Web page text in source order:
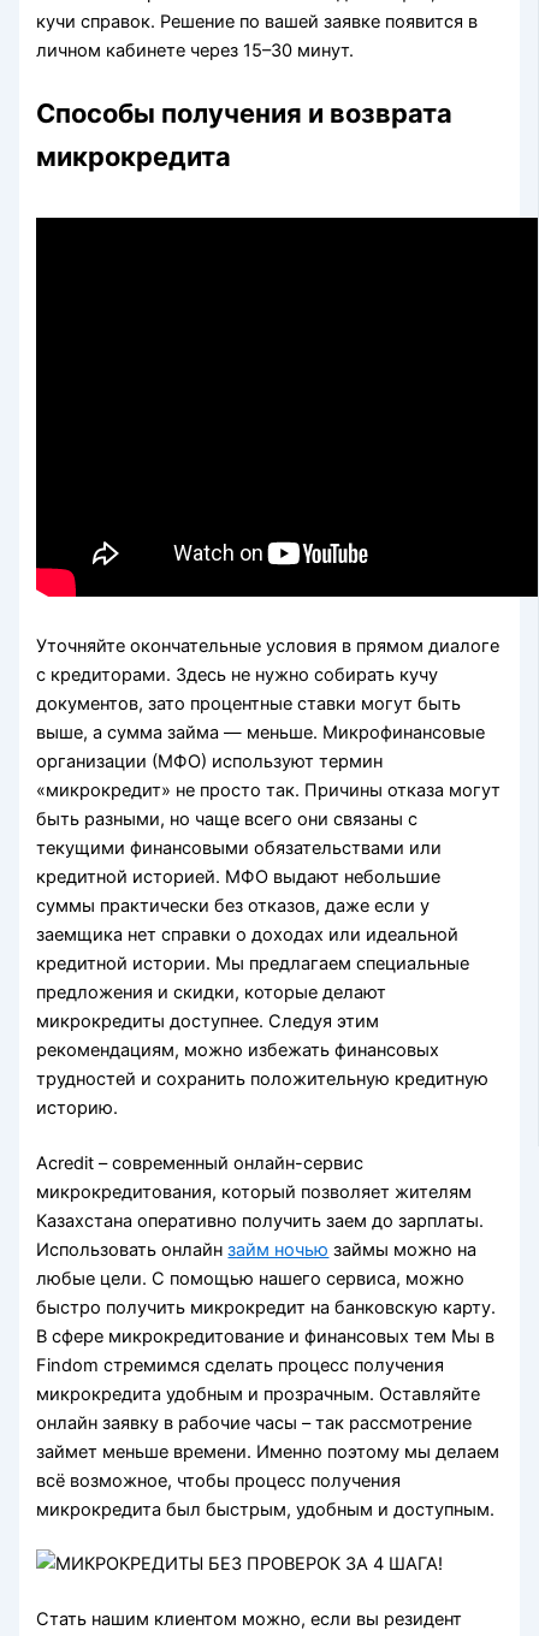
кучи справок. Решение по вашей заявке появится в
личном кабинете через 15–30 минут.
Способы получения и возврата
микрокредита
Уточняйте окончательные условия в прямом диалоге
с кредиторами. Здесь не нужно собирать кучу
документов, зато процентные ставки могут быть
выше, а сумма займа — меньше. Микрофинансовые
организации (МФО) используют термин
«микрокредит» не просто так. Причины отказа могут
быть разными, но чаще всего они связаны с
текущими финансовыми обязательствами или
кредитной историей. МФО выдают небольшие
суммы практически без отказов, даже если у
заемщика нет справки о доходах или идеальной
кредитной истории. Мы предлагаем специальные
предложения и скидки, которые делают
микрокредиты доступнее. Следуя этим
рекомендациям, можно избежать финансовых
трудностей и сохранить положительную кредитную
историю.
Acredit – современный онлайн-сервис
микрокредитования, который позволяет жителям
Казахстана оперативно получить заем до зарплаты.
Использовать онлайнзайм ночью займы можно на
любые цели. С помощью нашего сервиса, можно
быстро получить микрокредит на банковскую карту.
В сфере микрокредитование и финансовых тем Мы в
Findom стремимся сделать процесс получения
микрокредита удобным и прозрачным. Оставляйте
онлайн заявку в рабочие часы – так рассмотрение
займет меньше времени. Именно поэтому мы делаем
всё возможное, чтобы процесс получения
микрокредита был быстрым, удобным и доступным.
Стать нашим клиентом можно, если вы резидент